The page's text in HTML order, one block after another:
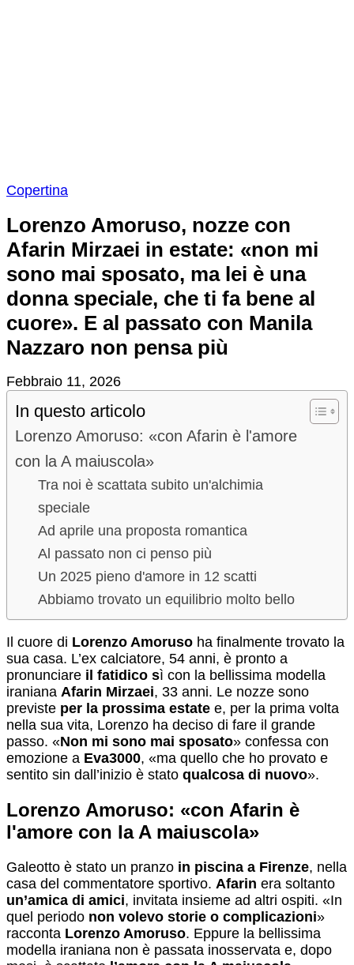
Copertina
Lorenzo Amoruso, nozze con
Afarin Mirzaei in estate: «non mi
sono mai sposato, ma lei è una
donna speciale, che ti fa bene al
cuore». E al passato con Manila
Nazzaro non pensa più
Febbraio 11, 2026
In questo articolo
Lorenzo Amoruso: «con Afarin è l'amore
con la A maiuscola»
Tra noi è scattata subito un'alchimia
speciale
Ad aprile una proposta romantica
Al passato non ci penso più
Un 2025 pieno d'amore in 12 scatti
Abbiamo trovato un equilibrio molto bello
Il cuore di Lorenzo Amoruso ha finalmente trovato la
sua casa. L’ex calciatore, 54 anni, è pronto a
pronunciare il fatidico sì con la bellissima modella
iraniana Afarin Mirzaei, 33 anni. Le nozze sono
previste per la prossima estate e, per la prima volta
nella sua vita, Lorenzo ha deciso di fare il grande
passo. «Non mi sono mai sposato» confessa con
emozione a Eva3000, «ma quello che ho provato e
sentito sin dall’inizio è stato qualcosa di nuovo».
Lorenzo Amoruso: «con Afarin è
l'amore con la A maiuscola»
Galeotto è stato un pranzo in piscina a Firenze, nella
casa del commentatore sportivo. Afarin era soltanto
un’amica di amici, invitata insieme ad altri ospiti. «In
quel periodo non volevo storie o complicazioni»
racconta Lorenzo Amoruso. Eppure la bellissima
modella iraniana non è passata inosservata e, dopo